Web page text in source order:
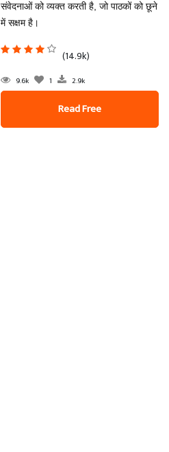
संवेदनाओं को व्यक्त करती है, जो पाठकों को छूने
में सक्षम है।
(14.9k)
9.6k 1 2.9k
Read Free